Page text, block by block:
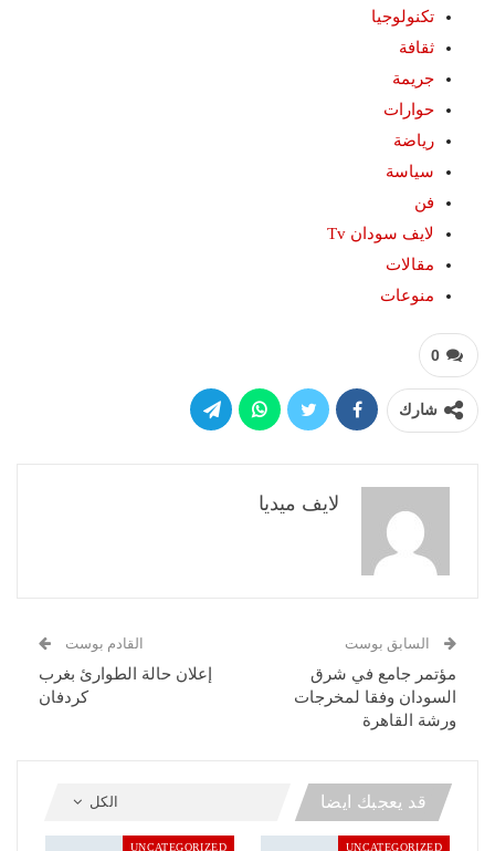
تكنولوجيا
ثقافة
جريمة
حوارات
رياضة
سياسة
فن
لايف سودان Tv
مقالات
منوعات
0
شارك
لايف ميديا
السابق بوست
مؤتمر جامع في شرق
السودان وفقا لمخرجات
ورشة القاهرة
القادم بوست
إعلان حالة الطوارئ بغرب
كردفان
الكل قد يعجبك ايضا
UNCATEGORIZED
UNCATEGORIZED